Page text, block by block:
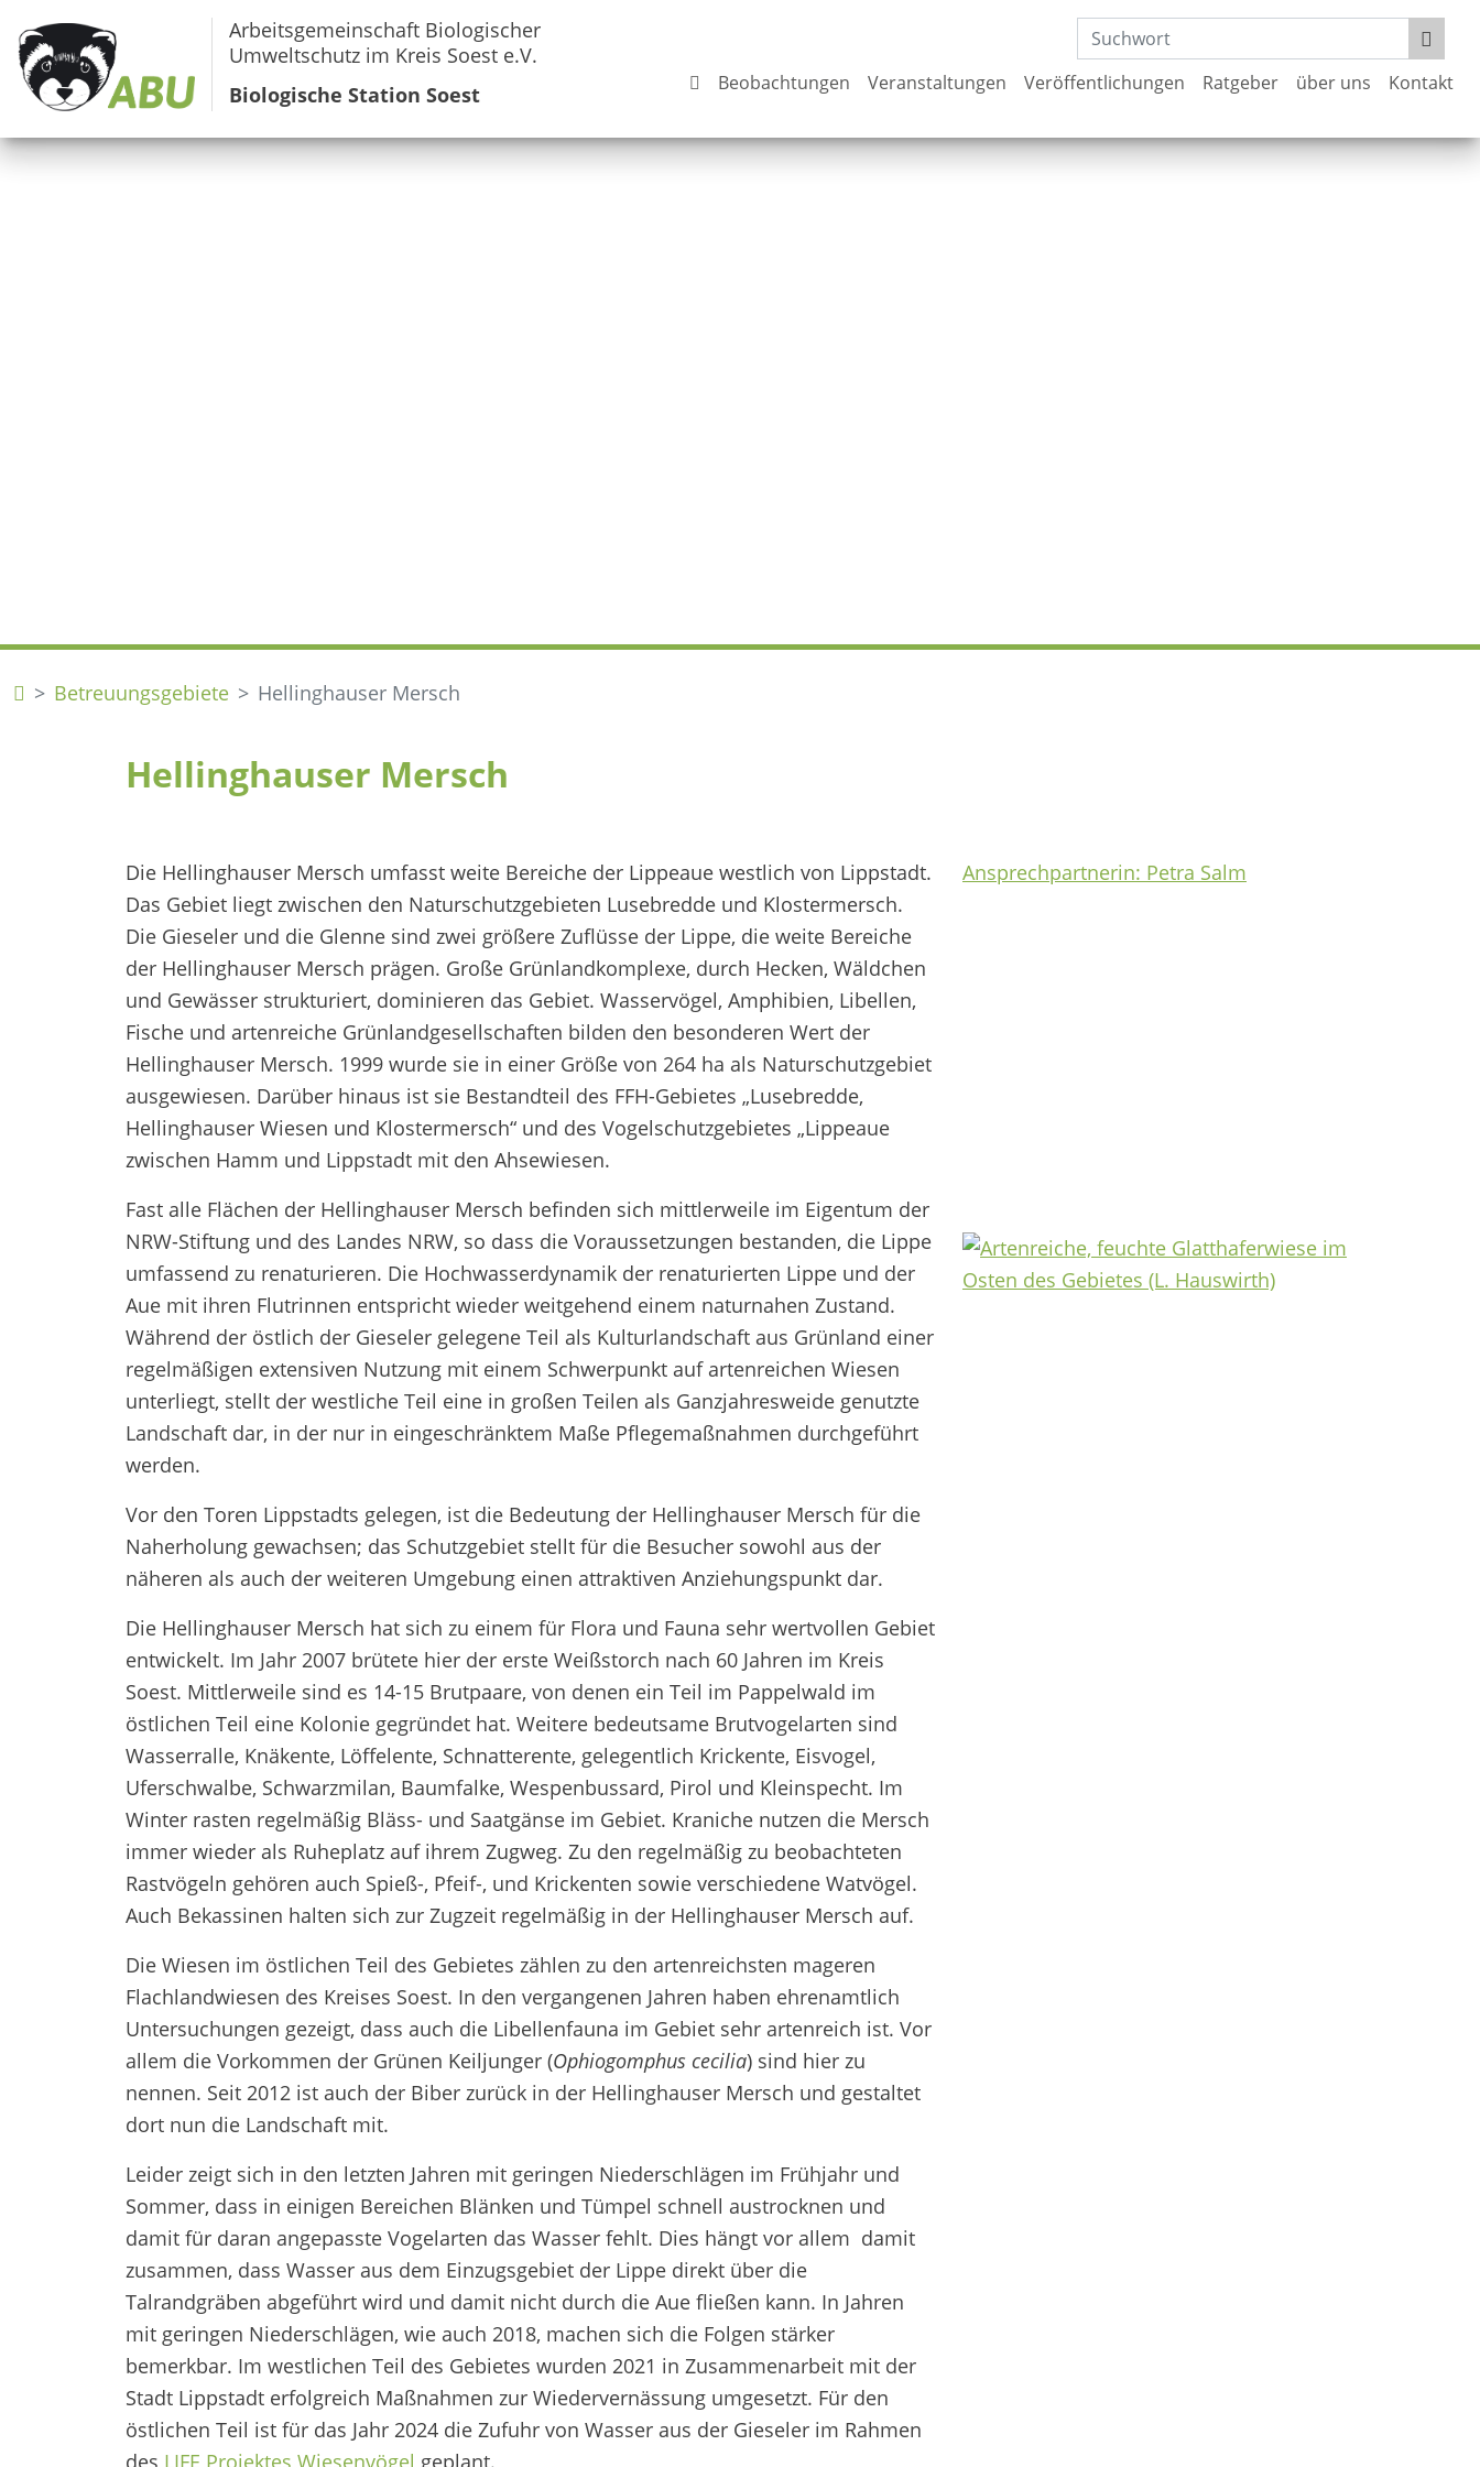
Arbeitsgemeinschaft Biologischer
Umweltschutz im Kreis Soest e.V.
Biologische Station Soest
Beobachtungen Veranstaltungen Veröffentlichungen Ratgeber über uns Kontakt
Betreuungsgebiete Hellinghauser Mersch
Hellinghauser Mersch
Die Hellinghauser Mersch umfasst weite Bereiche der Lippeaue westlich von Lippstadt.
Das Gebiet liegt zwischen den Naturschutzgebieten Lusebredde und Klostermersch.
Die Gieseler und die Glenne sind zwei größere Zuflüsse der Lippe, die weite Bereiche
der Hellinghauser Mersch prägen. Große Grünlandkomplexe, durch Hecken, Wäldchen
und Gewässer strukturiert, dominieren das Gebiet. Wasservögel, Amphibien, Libellen,
Fische und artenreiche Grünlandgesellschaften bilden den besonderen Wert der
Hellinghauser Mersch. 1999 wurde sie in einer Größe von 264 ha als Naturschutzgebiet
ausgewiesen. Darüber hinaus ist sie Bestandteil des FFH-Gebietes „Lusebredde,
Hellinghauser Wiesen und Klostermersch“ und des Vogelschutzgebietes „Lippeaue
zwischen Hamm und Lippstadt mit den Ahsewiesen.
Fast alle Flächen der Hellinghauser Mersch befinden sich mittlerweile im Eigentum der
NRW-Stiftung und des Landes NRW, so dass die Voraussetzungen bestanden, die Lippe
umfassend zu renaturieren. Die Hochwasserdynamik der renaturierten Lippe und der
Aue mit ihren Flutrinnen entspricht wieder weitgehend einem naturnahen Zustand.
Während der östlich der Gieseler gelegene Teil als Kulturlandschaft aus Grünland einer
regelmäßigen extensiven Nutzung mit einem Schwerpunkt auf artenreichen Wiesen
unterliegt, stellt der westliche Teil eine in großen Teilen als Ganzjahresweide genutzte
Landschaft dar, in der nur in eingeschränktem Maße Pflegemaßnahmen durchgeführt
werden.
Vor den Toren Lippstadts gelegen, ist die Bedeutung der Hellinghauser Mersch für die
Naherholung gewachsen; das Schutzgebiet stellt für die Besucher sowohl aus der
näheren als auch der weiteren Umgebung einen attraktiven Anziehungspunkt dar.
Die Hellinghauser Mersch hat sich zu einem für Flora und Fauna sehr wertvollen Gebiet
entwickelt. Im Jahr 2007 brütete hier der erste Weißstorch nach 60 Jahren im Kreis
Soest. Mittlerweile sind es 14-15 Brutpaare, von denen ein Teil im Pappelwald im
östlichen Teil eine Kolonie gegründet hat. Weitere bedeutsame Brutvogelarten sind
Wasserralle, Knäkente, Löffelente, Schnatterente, gelegentlich Krickente, Eisvogel,
Uferschwalbe, Schwarzmilan, Baumfalke, Wespenbussard, Pirol und Kleinspecht. Im
Winter rasten regelmäßig Bläss- und Saatgänse im Gebiet. Kraniche nutzen die Mersch
immer wieder als Ruheplatz auf ihrem Zugweg. Zu den regelmäßig zu beobachteten
Rastvögeln gehören auch Spieß-, Pfeif-, und Krickenten sowie verschiedene Watvögel.
Auch Bekassinen halten sich zur Zugzeit regelmäßig in der Hellinghauser Mersch auf.
Die Wiesen im östlichen Teil des Gebietes zählen zu den artenreichsten mageren
Flachlandwiesen des Kreises Soest. In den vergangenen Jahren haben ehrenamtlich
Untersuchungen gezeigt, dass auch die Libellenfauna im Gebiet sehr artenreich ist. Vor
allem die Vorkommen der Grünen Keiljunger (Ophiogomphus cecilia) sind hier zu
nennen. Seit 2012 ist auch der Biber zurück in der Hellinghauser Mersch und gestaltet
dort nun die Landschaft mit.
Leider zeigt sich in den letzten Jahren mit geringen Niederschlägen im Frühjahr und
Sommer, dass in einigen Bereichen Blänken und Tümpel schnell austrocknen und
damit für daran angepasste Vogelarten das Wasser fehlt. Dies hängt vor allem damit
zusammen, dass Wasser aus dem Einzugsgebiet der Lippe direkt über die
Talrandgräben abgeführt wird und damit nicht durch die Aue fließen kann. In Jahren
mit geringen Niederschlägen, wie auch 2018, machen sich die Folgen stärker
bemerkbar. Im westlichen Teil des Gebietes wurden 2021 in Zusammenarbeit mit der
Stadt Lippstadt erfolgreich Maßnahmen zur Wiedervernässung umgesetzt. Für den
östlichen Teil ist für das Jahr 2024 die Zufuhr von Wasser aus der Gieseler im Rahmen
des LIFE Projektes Wiesenvögel geplant.
Ansprechpartnerin: Petra Salm